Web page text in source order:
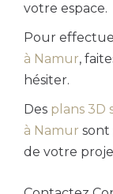
votre espace.
Pour
à Namur,
hésiter.
Des plans 3D
à Namur sont
de votre